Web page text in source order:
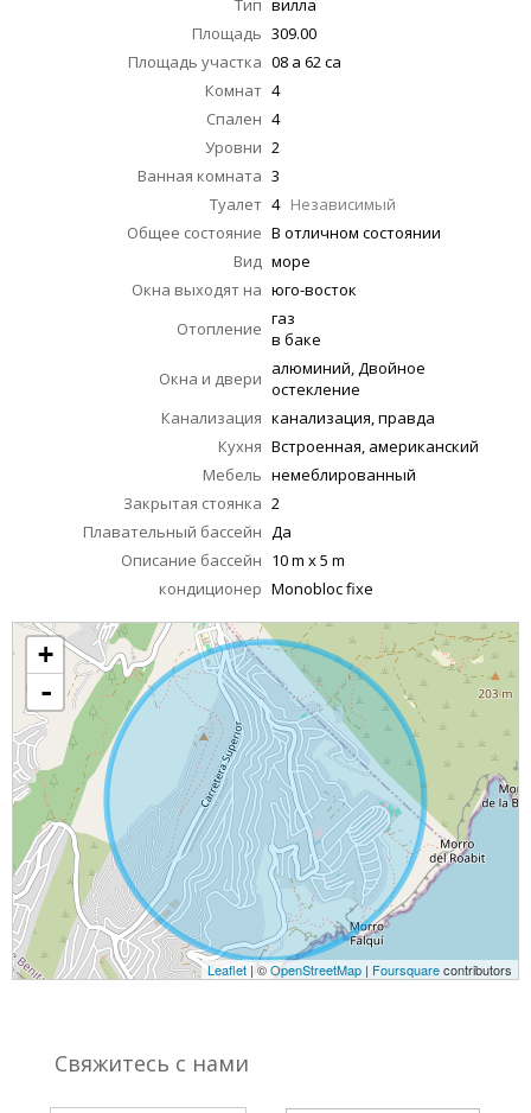
Тип вилла
Площадь 309.00
Площадь участка 08 a 62 ca
Комнат 4
Спален 4
Уровни 2
Ванная комната 3
Туалет 4 Независимый
Общее состояние В отличном состоянии
Вид море
Окна выходят на юго-восток
Отопление газ
в баке
Окна и двери алюминий, Двойное
остекление
Канализация канализация, правда
Кухня Встроенная, американский
Мебель немеблированный
Закрытая стоянка 2
Плавательный бассейн Да
Описание бассейн 10 m x 5 m
кондиционер Monobloc fixe
+
-
Leaflet | ©OpenStreetMap | Foursquarecontributors
Свяжитесь с нами